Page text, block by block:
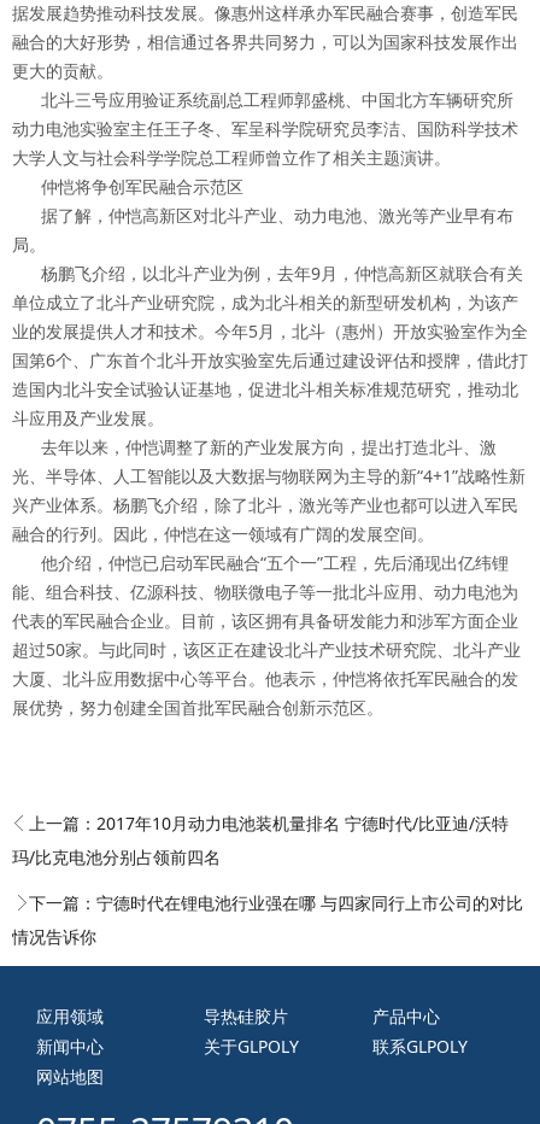
据发展趋势推动科技发展。像惠州这样承办军民融合赛事，创造军民
融合的大好形势，相信通过各界共同努力，可以为国家科技发展作出
更大的贡献。
北斗三号应用验证系统副总工程师郭盛桃、中国北方车辆研究所
动力电池实验室主任王子冬、军呈科学院研究员李洁、国防科学技术
大学人文与社会科学学院总工程师曾立作了相关主题演讲。
仲恺将争创军民融合示范区
据了解，仲恺高新区对北斗产业、动力电池、激光等产业早有布
局。
杨鹏飞介绍，以北斗产业为例，去年9月，仲恺高新区就联合有关
单位成立了北斗产业研究院，成为北斗相关的新型研发机构，为该产
业的发展提供人才和技术。今年5月，北斗（惠州）开放实验室作为全
国第6个、广东首个北斗开放实验室先后通过建设评估和授牌，借此打
造国内北斗安全试验认证基地，促进北斗相关标准规范研究，推动北
斗应用及产业发展。
去年以来，仲恺调整了新的产业发展方向，提出打造北斗、激
光、半导体、人工智能以及大数据与物联网为主导的新“4+1”战略性新
兴产业体系。杨鹏飞介绍，除了北斗，激光等产业也都可以进入军民
融合的行列。因此，仲恺在这一领域有广阔的发展空间。
他介绍，仲恺已启动军民融合“五个一”工程，先后涌现出亿纬锂
能、组合科技、亿源科技、物联微电子等一批北斗应用、动力电池为
代表的军民融合企业。目前，该区拥有具备研发能力和涉军方面企业
超过50家。与此同时，该区正在建设北斗产业技术研究院、北斗产业
大厦、北斗应用数据中心等平台。他表示，仲恺将依托军民融合的发
展优势，努力创建全国首批军民融合创新示范区。
上一篇： 2017年10月动力电池装机量排名 宁德时代/比亚迪/沃特
玛/比克电池分别占领前四名
下一篇： 宁德时代在锂电池行业强在哪 与四家同行上市公司的对比
情况告诉你
应用领域 导热硅胶片
产品中心
新闻中心
关于GLPOLY
联系GLPOLY
网站地图